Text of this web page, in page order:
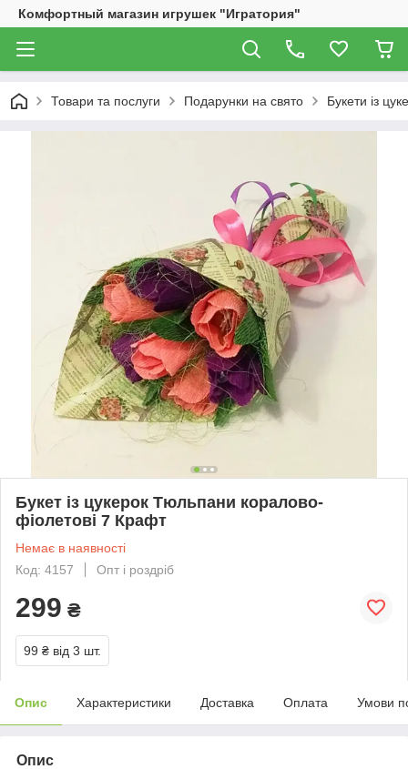
Комфортный магазин игрушек "Игратория"
Товари та послуги Подарунки на свято Букети із
Букет із цукерок Тюльпани коралово-
фіолетові 7 Крафт
Немає в наявності
Код: 4157
Опт і роздріб
299 ₴
99 ₴ від 3 шт.
Опис Характеристики Доставка Оплата Умови
Опис